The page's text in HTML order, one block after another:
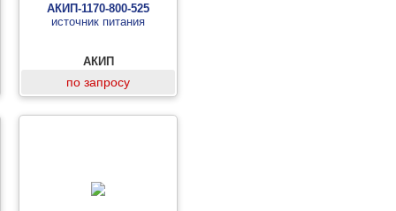
АКИП-1170-800-525
источник питания
АКИП
по запросу